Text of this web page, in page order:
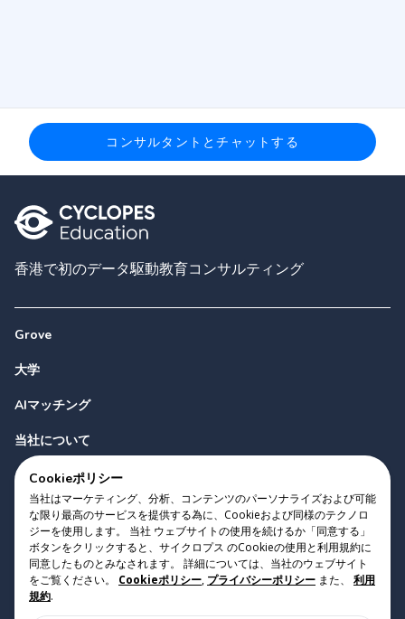
コンサルタントとチャットする
香港で初のデータ駆動教育コンサルティング
Grove
大学
AIマッチング
当社について
お問い合わせ
Copyright 2023 Cyclopes® • v0.31.0
Cookieポリシー
当社はマーケティング、分析、コンテンツのパーソナライズおよび可能
な限り最高のサービスを提供する為に、Cookieおよび同様のテクノロ
ジーを使用します。 当社 ウェブサイトの使用を続けるか「同意する」
ボタンをクリックすると、サイクロプス のCookieの使用と利用規約に
同意したものとみなされます。 詳細については、当社のウェブサイト
をご覧ください。
Cookieポリシー, プライバシーポリシー また、
利用
規約.